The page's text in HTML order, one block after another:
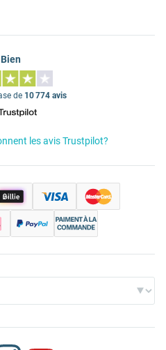
Bien
de 10 774 avis
les avis Trustpilot?